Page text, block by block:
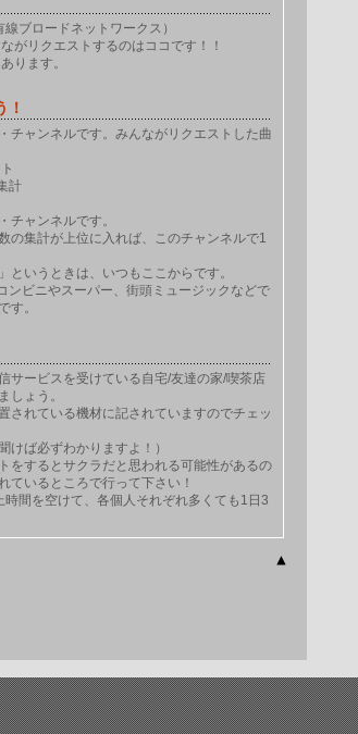
ブロードネットワークス）
がリクエストするのはココです！！
ります。
！
チャンネルです。みんながリクエストした曲
計
チャンネルです。
の集計が上位に入れば、このチャンネルで1
というときは、いつもここからです。
ビニやスーパー、街頭ミュージックなどで
す。
サービスを受けている自宅/友達の家/喫茶店
しょう。
されている機材に記されていますのでチェッ
けば必ずわかりますよ！）
をするとサクラだと思われる可能性があるの
ているところで行って下さい！
間を空けて、各個人それぞれ多くても1日3